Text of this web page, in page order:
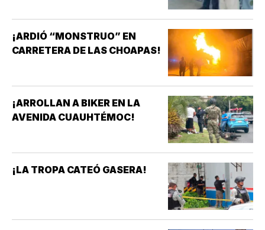
¡ARDIÓ “MONSTRUO” EN
CARRETERA DE LAS CHOAPAS!
¡ARROLLAN A BIKER EN LA
AVENIDA CUAUHTÉMOC!
¡LA TROPA CATEÓ GASERA!